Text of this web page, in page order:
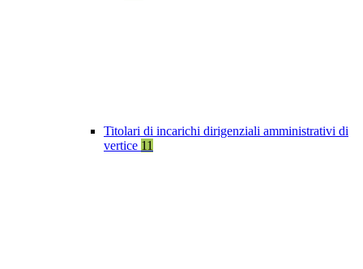
Titolari di incarichi dirigenziali amministrativi di
vertice 11